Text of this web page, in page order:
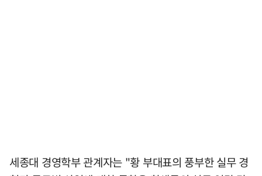
세종대 경영학부 관계자는 "황 부대표의 풍부한 실무 경